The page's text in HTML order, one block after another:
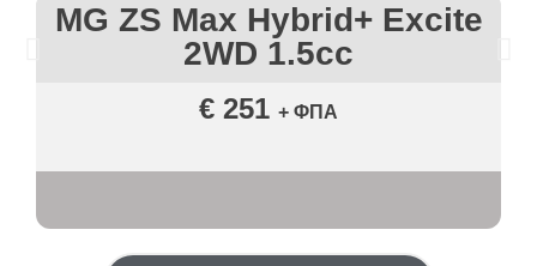
MG ZS Max Hybrid+ Excite
2WD 1.5cc
€ 251 + ΦΠΑ